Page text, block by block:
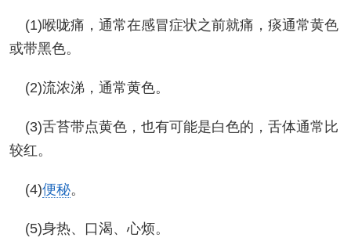
(1)喉咙痛，通常在感冒症状之前就痛，痰通常黄色
或带黑色。
(2)流浓涕，通常黄色。
(3)舌苔带点黄色，也有可能是白色的，舌体通常比
较红。
(4)便秘。
(5)身热、口渴、心烦。